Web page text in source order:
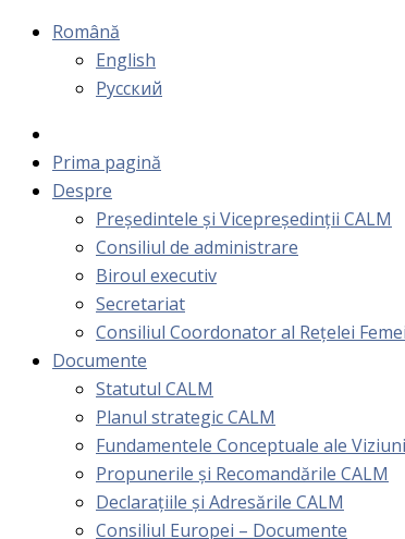
Română
English
Русский
Prima pagină
Despre
Președintele și Vicepreședinții CALM
Consiliul de administrare
Biroul executiv
Secretariat
Consiliul Coordonator al Rețelei
Documente
Statutul CALM
Planul strategic CALM
Fundamentele Conceptuale ale
Propunerile și Recomandările CALM
Declarațiile și Adresările CALM
Consiliul Europei – Documente